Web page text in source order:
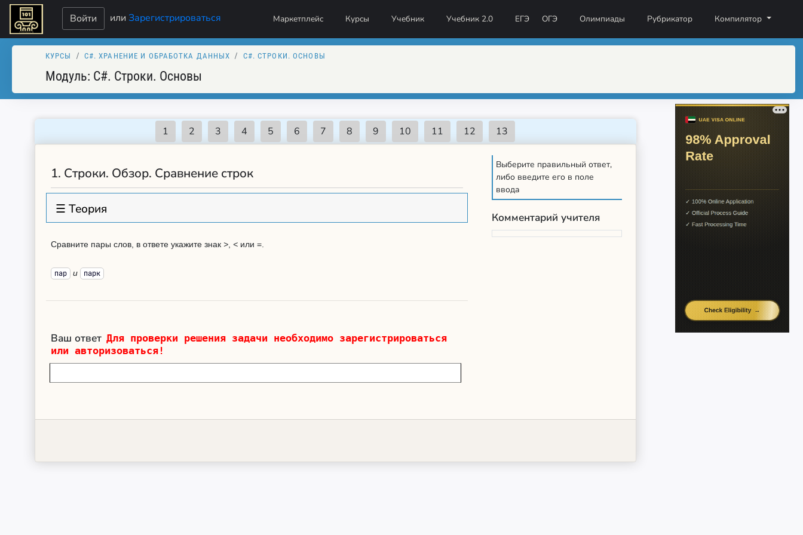
Войти илиЗарегистрироваться Маркетплейс Курсы Учебник Учебник 2.0 ЕГЭ ОГЭ Олимпиады Рубрикатор Компилятор
КУРСЫ C#. XРАНЕНИЕ И ОБРАБОТКА ДАННЫХ C#. СТРОКИ. ОСНОВЫ
Модуль: C#. Строки. Основы
1. Строки. Обзор. Сравнение строк
☰ Теория
Сравните пары слов, в ответе укажите знак > < или =.
пар и парк
Ваш ответ Для проверки решения задачи необходимо зарегистрироваться
или авторизоваться!
Выберите правильный ответ,
либо введите его в поле
ввода
Комментарий учителя